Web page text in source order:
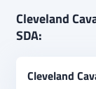
Cleveland
SDA:
Cleveland